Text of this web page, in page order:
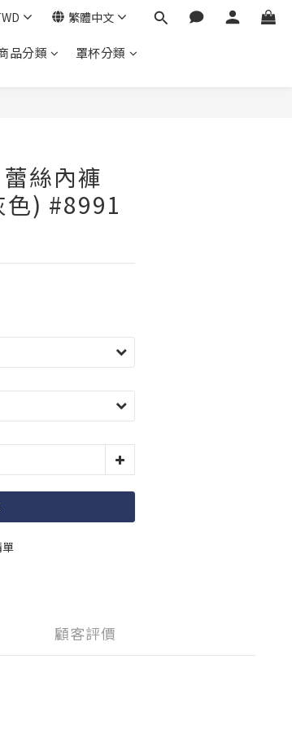
繁體中文
品分類 罩杯分類
絲內褲
色) #8991
顧客評價